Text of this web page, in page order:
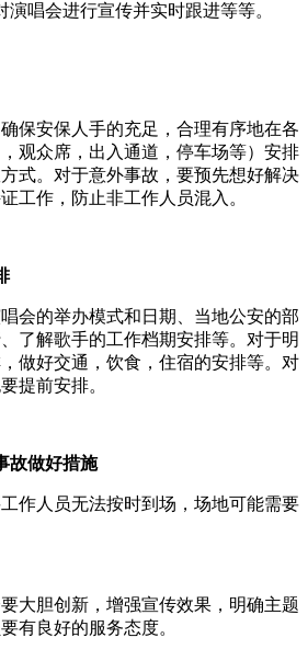
唱会进行宣传并实时跟进等等。
保安保人手的充足，合理有序地在各
观众席，出入通道，停车场等）安排
式。对于意外事故，要预先想好解决
工作，防止非工作人员混入。
会的举办模式和日期、当地公安的部
了解歌手的工作档期安排等。对于明
做好交通，饮食，住宿的安排等。对
提前安排。
故做好措施
作人员无法按时到场，场地可能需要
大胆创新，增强宣传效果，明确主题
有良好的服务态度。